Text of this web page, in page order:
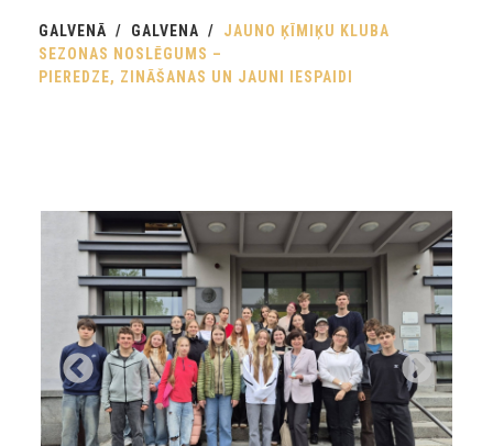
GALVENĀ GALVENA
JAUNO ĶĪMIĶU KLUBA
SEZONAS NOSLĒGUMS –
PIEREDZE, ZINĀŠANAS UN JAUNI IESPAIDI